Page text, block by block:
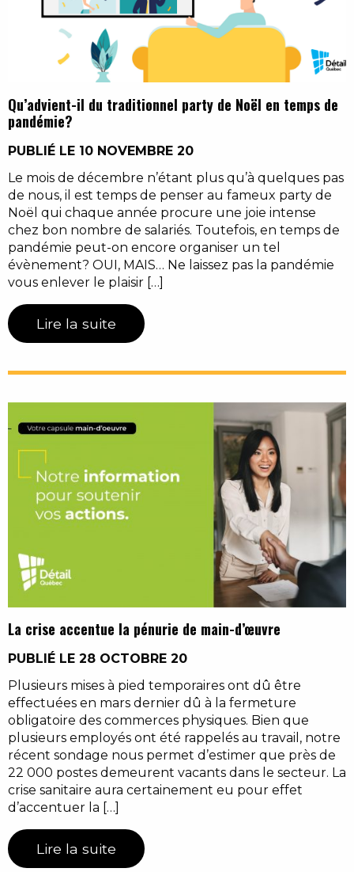
Qu’advient-il du traditionnel party de Noël en temps de
pandémie?
PUBLIÉ LE 10 NOVEMBRE 20
Le mois de décembre n’étant plus qu’à quelques pas
de nous, il est temps de penser au fameux party de
Noël qui chaque année procure une joie intense
chez bon nombre de salariés. Toutefois, en temps de
pandémie peut-on encore organiser un tel
évènement? OUI, MAIS… Ne laissez pas la pandémie
vous enlever le plaisir […]
Lire la suite
La crise accentue la pénurie de main-d’œuvre
PUBLIÉ LE 28 OCTOBRE 20
Plusieurs mises à pied temporaires ont dû être
effectuées en mars dernier dû à la fermeture
obligatoire des commerces physiques. Bien que
plusieurs employés ont été rappelés au travail, notre
récent sondage nous permet d’estimer que près de
22 000 postes demeurent vacants dans le secteur. La
crise sanitaire aura certainement eu pour effet
d’accentuer la […]
Lire la suite